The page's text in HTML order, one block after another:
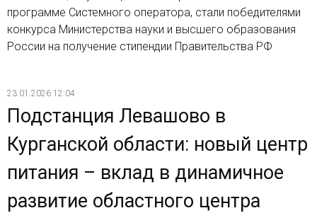
программе Системного оператора, стали победителями
конкурса Министерства науки и высшего образования
России на получение стипендии Правительства РФ
23.01.2026 12:04
Подстанция Левашово в
Курганской области: новый центр
питания – вклад в динамичное
развитие областного центра